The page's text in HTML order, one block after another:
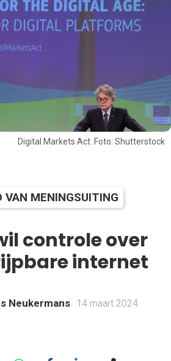
Digital Markets Act. Foto: Shutterstock
VAN MENINGSUITING
controle over
internet
Neukermans 14 maart 2024